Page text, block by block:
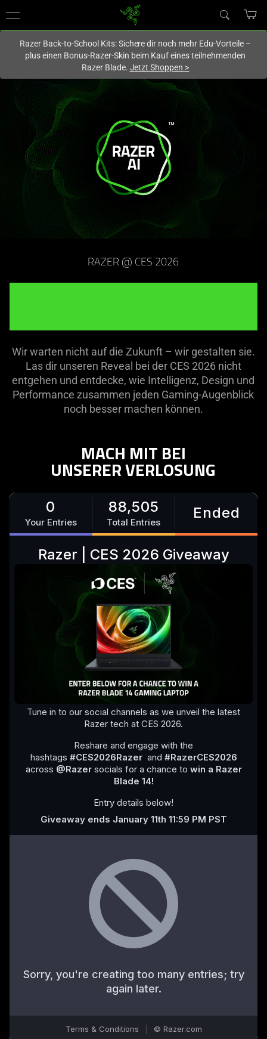
Du befindest dich aktuell auf der Website von
Razer Back-to-School Kits: Sichere dir noch mehr Edu-Vorteile –
plus einen Bonus-Razer-Skin beim Kauf eines teilnehmenden
Razer Blade. Jetzt Shoppen >
RAZER @ CES 2026
DIE ZUKUNFT
Wir warten nicht auf die Zukunft – wir gestalten sie.
Las dir unseren Reveal bei der CES 2026 nicht
entgehen und entdecke, wie Intelligenz, Design und
Performance zusammen jeden Gaming-Augenblick
noch besser machen können.
MACH MIT BEI
UNSERER VERLOSUNG